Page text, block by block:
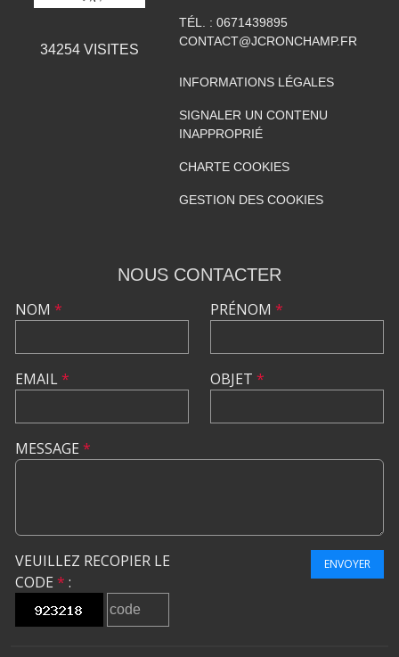
34254VISITES
TÉL. : 0671439895
CONTACT@JCRONCHAMP.FR
INFORMATIONS LÉGALES
SIGNALER UN CONTENU
INAPPROPRIÉ
CHARTE COOKIES
GESTION DES COOKIES
NOUS CONTACTER
NOM *
EMAIL*
PRÉNOM *
OBJET *
MESSAGE *
VEUILLEZ RECOPIER LE
CODE * :
ENVOYER